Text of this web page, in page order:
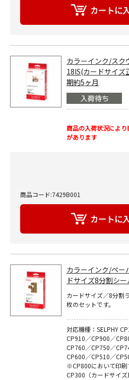
カラーインク/スク
18IS(カードサイ
期約5ヶ月
商品の入荷状況によ
があります
商品コード:7429B001
カラーインク/ペー
ドサイズ8分割シー
カードサイズ／8分割
枚のセットです。
対応機種：SELPHY
CP910／CP900／
CP760／CP750／
CP600／CP510／
※CP800において印刷
CP300（カードサイズ